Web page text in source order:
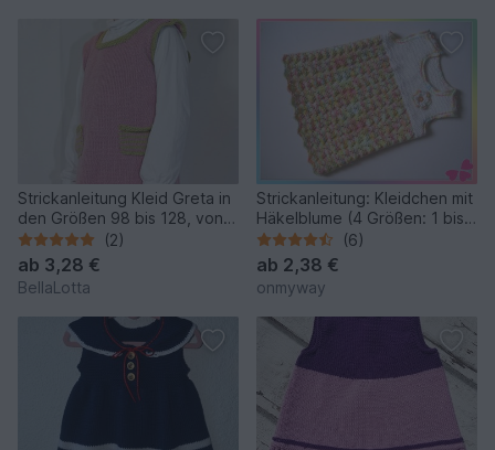
Strickanleitung Kleid Greta in
den Größen 98 bis 128, von 3
bis 8 Jahre
(2)
ab 3,28 €
BellaLotta
Strickanleitung: Kleidchen mit
Häkelblume (4 Größen: 1 bis
7 Jahre)
(6)
ab 2,38 €
onmyway